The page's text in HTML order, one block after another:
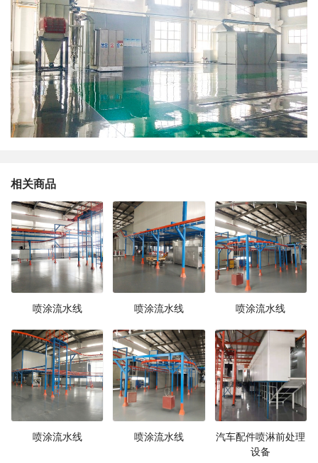
相关商品
喷涂流水线 喷涂流水线 喷涂流水线
喷涂流水线 喷涂流水线
汽车配件喷淋前处理
设备